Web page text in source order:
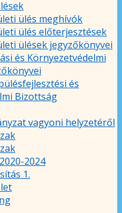
ülés meghívók
ülés előterjesztések
ülések jegyzőkönyvei
és Környezetvédelmi
és
Bizottság
vagyoni helyzetéről
2024
1.